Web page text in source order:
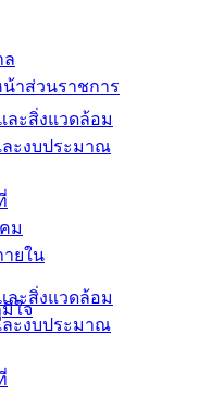
ะสิ่งแวดล้อม
ะงบประมาณ
ม
ยใน
ใจ
ล
าส่วนราชการ
ะสิ่งแวดล้อม
ะงบประมาณ
าลเมืองอ่างศิลา ร่วม
วามสามัคคีในเทศกาลปี
แจกจ่ายอาหารเพื่อทาน
อเนกประสงค์เทศบาลเมือง
ร่วมกันนำของขวัญปีใหม่มา
วามประทับใจให้แก่กัน
รเรียนรู้ส่งเสริมสุขภาพ
วิต มาตลอดระยะเวลา
รเรียนการสอนในภาค